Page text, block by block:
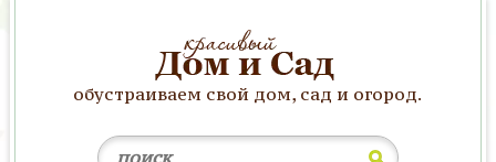
обустраиваем свой дом, сад и огород.